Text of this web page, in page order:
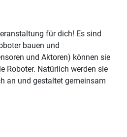
für dich! Es sind
bauen und
und Aktoren) können sie
Roboter. Natürlich werden sie
an und gestaltet gemeinsam